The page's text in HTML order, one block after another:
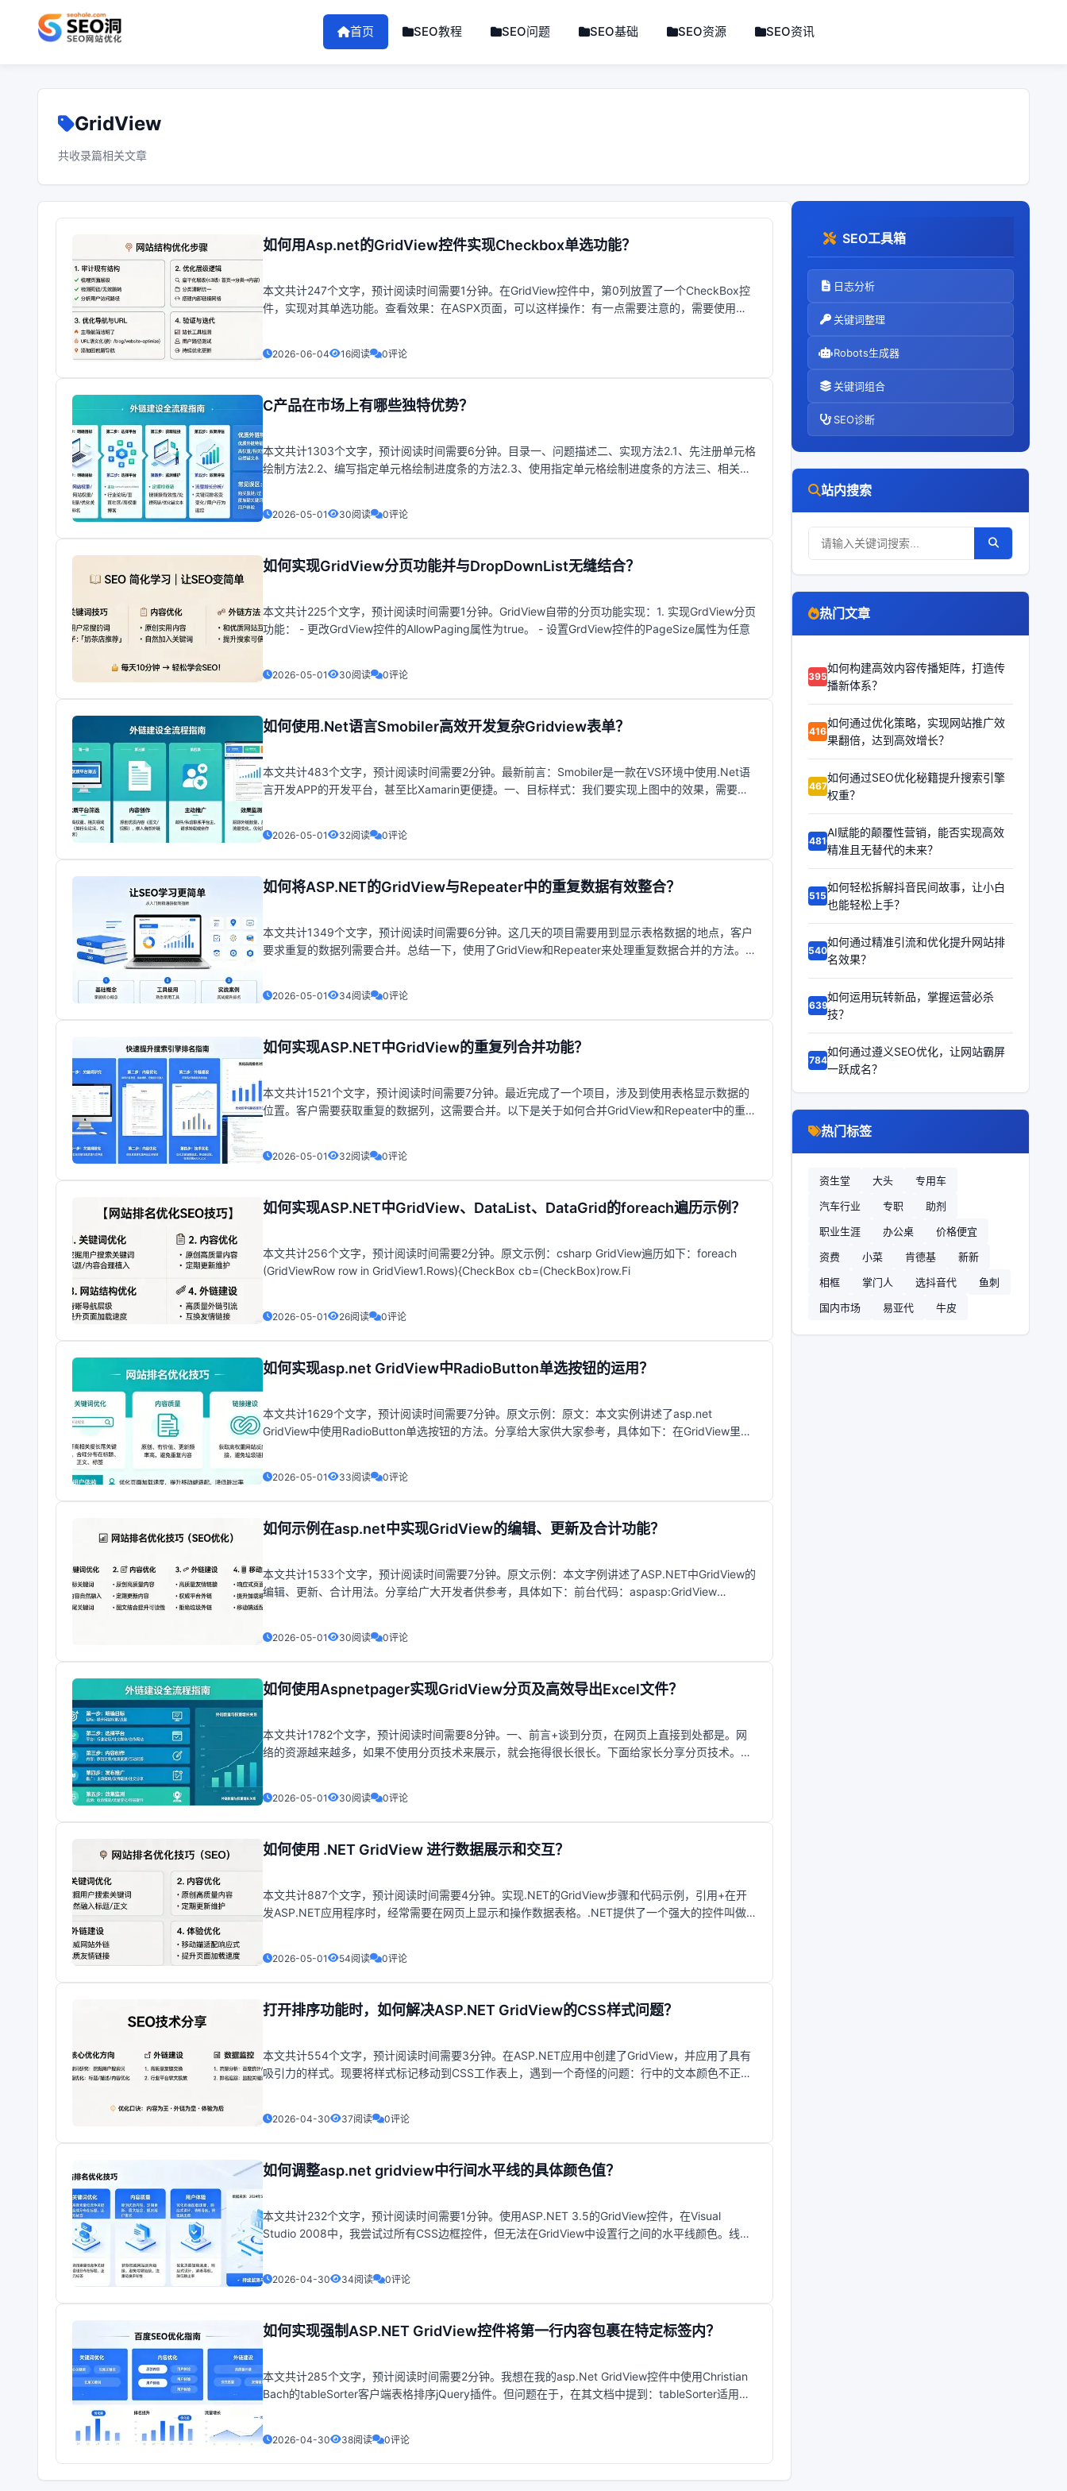
首页 SEO教程 SEO问题 SEO基础 SEO资源 SEO资讯
GridView
共收录篇相关文章
如何用Asp.net的GridView控件实现Checkbox单选功能？
本文共计247个文字，预计阅读时间需要1分钟。在GridView控件中，第0列放置了一个CheckBox控
件，实现对其单选功能。查看效果：在ASPX页面，可以这样操作：有一点需要注意的，需要使用
2026-06-04 16阅读 0评论
C产品在市场上有哪些独特优势？
本文共计1303个文字，预计阅读时间需要6分钟。目录一、问题描述二、实现方法2.1、先注册单元格
绘制方法2.2、编写指定单元格绘制进度条的方法2.3、使用指定单元格绘制进度条的方法三、相关内
2026-05-01 30阅读 0评论
如何实现GridView分页功能并与DropDownList无缝结合？
本文共计225个文字，预计阅读时间需要1分钟。GridView自带的分页功能实现：1. 实现GrdView分页
功能： - 更改GrdView控件的AllowPaging属性为true。 - 设置GrdView控件的PageSize属性为任意
2026-05-01 30阅读 0评论
如何使用.Net语言Smobiler高效开发复杂Gridview表单？
本文共计483个文字，预计阅读时间需要2分钟。最新前言：Smobiler是一款在VS环境中使用.Net语
言开发APP的开发平台，甚至比Xamarin更便捷。一、目标样式：我们要实现上图中的效果，需要如
2026-05-01 32阅读 0评论
如何将ASP.NET的GridView与Repeater中的重复数据有效整合？
本文共计1349个文字，预计阅读时间需要6分钟。这几天的项目需要用到显示表格数据的地点，客户
要求重复的数据列需要合并。总结一下，使用了GridView和Repeater来处理重复数据合并的方法。效
2026-05-01 34阅读 0评论
如何实现ASP.NET中GridView的重复列合并功能？
本文共计1521个文字，预计阅读时间需要7分钟。最近完成了一个项目，涉及到使用表格显示数据的
位置。客户需要获取重复的数据列，这需要合并。以下是关于如何合并GridView和Repeater中的重复
2026-05-01 32阅读 0评论
如何实现ASP.NET中GridView、DataList、DataGrid的foreach遍历示例？
本文共计256个文字，预计阅读时间需要2分钟。原文示例：csharp GridView遍历如下：foreach
(GridViewRow row in GridView1.Rows){CheckBox cb=(CheckBox)row.Fi
2026-05-01 26阅读 0评论
如何实现asp.net GridView中RadioButton单选按钮的运用？
本文共计1629个文字，预计阅读时间需要7分钟。原文示例：原文：本文实例讲述了asp.net
GridView中使用RadioButton单选按钮的方法。分享给大家供大家参考，具体如下：在GridView里做
2026-05-01 33阅读 0评论
如何示例在asp.net中实现GridView的编辑、更新及合计功能？
本文共计1533个文字，预计阅读时间需要7分钟。原文示例：本文字例讲述了ASP.NET中GridView的
编辑、更新、合计用法。分享给广大开发者供参考，具体如下：前台代码：aspasp:GridView
2026-05-01 30阅读 0评论
如何使用Aspnetpager实现GridView分页及高效导出Excel文件？
本文共计1782个文字，预计阅读时间需要8分钟。一、前言+谈到分页，在网页上直接到处都是。网
络的资源越来越多，如果不使用分页技术来展示，就会拖得很长很长。下面给家长分享分页技术。
2026-05-01 30阅读 0评论
如何使用 .NET GridView 进行数据展示和交互？
本文共计887个文字，预计阅读时间需要4分钟。实现.NET的GridView步骤和代码示例，引用+在开
发ASP.NET应用程序时，经常需要在网页上显示和操作数据表格。.NET提供了一个强大的控件叫做
2026-05-01 54阅读 0评论
打开排序功能时，如何解决ASP.NET GridView的CSS样式问题？
本文共计554个文字，预计阅读时间需要3分钟。在ASP.NET应用中创建了GridView，并应用了具有
吸引力的样式。现要将样式标记移动到CSS工作表上，遇到一个奇怪的问题：行中的文本颜色不正确
2026-04-30 37阅读 0评论
如何调整asp.net gridview中行间水平线的具体颜色值？
本文共计232个文字，预计阅读时间需要1分钟。使用ASP.NET 3.5的GridView控件，在Visual
Studio 2008中，我尝试过所有CSS边框控件，但无法在GridView中设置行之间的水平线颜色。线条
2026-04-30 34阅读 0评论
如何实现强制ASP.NET GridView控件将第一行内容包裹在特定标签内？
本文共计285个文字，预计阅读时间需要2分钟。我想在我的asp.Net GridView控件中使用Christian
Bach的tableSorter客户端表格排序jQuery插件。但问题在于，在其文档中提到：tableSorter适用于
2026-04-30 38阅读 0评论
SEO工具箱
日志分析
关键词整理
Robots生成器
关键词组合
SEO诊断
站内搜索
热门文章
63955
如何构建高效内容传播矩阵，打造传
播新体系？
64164
如何通过优化策略，实现网站推广效
果翻倍，达到高效增长？
64673
如何通过SEO优化秘籍提升搜索引擎
权重？
64816
AI赋能的颠覆性营销，能否实现高效
精准且无替代的未来？
65155
如何轻松拆解抖音民间故事，让小白
也能轻松上手？
65408
如何通过精准引流和优化提升网站排
名效果？
66397
如何运用玩转新品，掌握运营必杀
技？
67848
如何通过遵义SEO优化，让网站霸屏
一跃成名？
热门标签
资生堂 大头
专用车
汽车行业
专职
助剂
职业生涯
办公桌
价格便宜
资费
小菜 肯德基
新新
相框
掌门人 选抖音代
鱼刺
国内市场
易亚代 牛皮